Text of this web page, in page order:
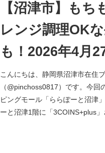
【沼津市】も
レンジ調理OK
も！2026年4月
ららぽーと沼津
「
物
こんにちは、静岡県沼津市在住
（@pinchoss0817）です。今
ピングモール「ららぽーと沼津
ーと沼津1階に「3COINS+plus」